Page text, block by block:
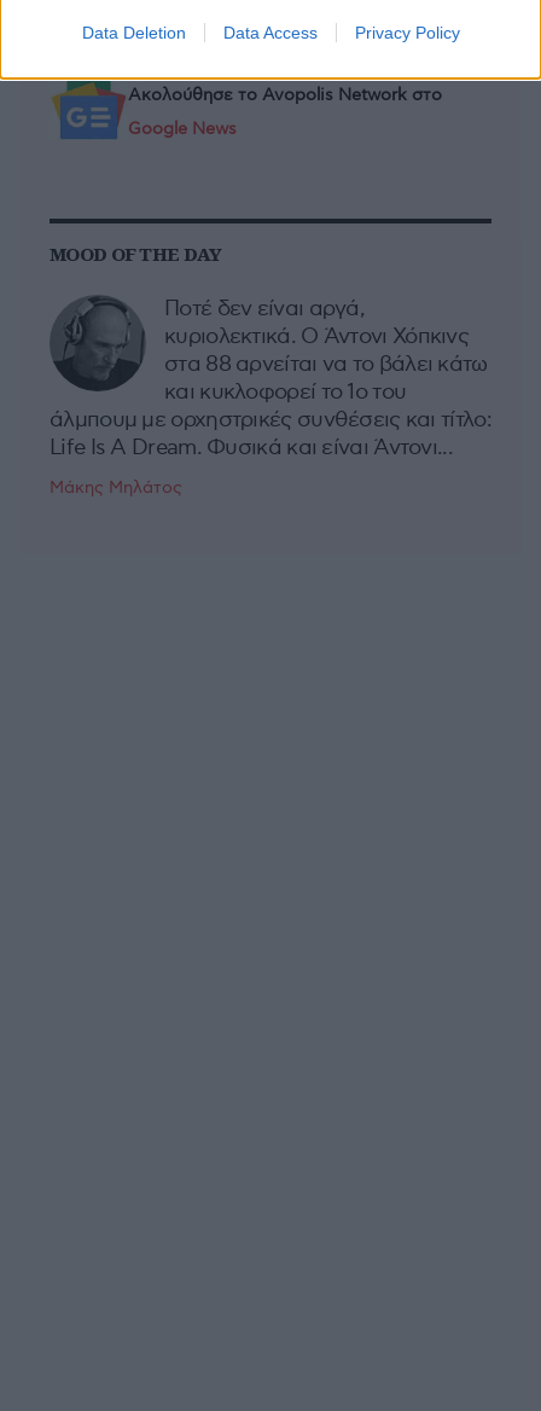
Data Deletion Data Access Privacy Policy
Ακολούθησε το Avopolis Network στο
Google News
MOOD OF THE DAY
Ποτέ δεν είναι αργά,
κυριολεκτικά. Ο Άντονι Χόπκινς
στα 88 αρνείται να το βάλει κάτω
και κυκλοφορεί το 1ο του
άλμπουμ με ορχηστρικές συνθέσεις και τίτλο:
Life Is A Dream. Φυσικά και είναι Άντονι...
Μάκης Μηλάτος